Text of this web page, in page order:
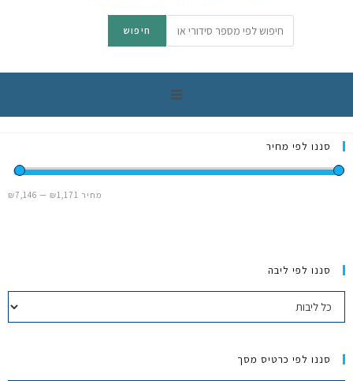
מחשבי אפל
אביזרים לApple
סננו לפי מחיר
מחיר ₪1,171
—
₪7,146
סננו לפי ליבה
סננו לפי כרטיס מסך